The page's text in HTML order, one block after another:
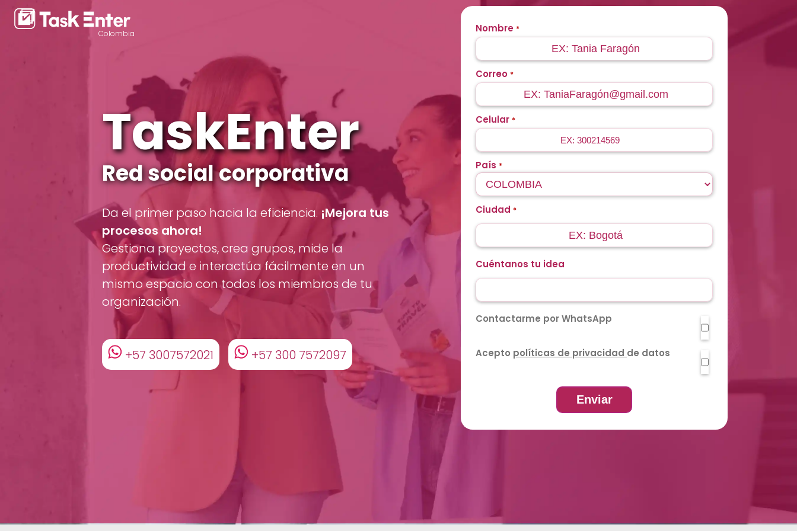
Colombia
TaskEnter
Red social corporativa
Da el primer paso hacia la eficiencia. ¡Mejora tus
procesos ahora!
Gestiona proyectos, crea grupos, mide la
productividad e interactúa fácilmente en un
mismo espacio con todos los miembros de tu
organización.
+57 3007572021 +57 300 7572097
Nombre *
Correo *
Celular *
País *
Ciudad *
Cuéntanos tu idea
Contactarme por WhatsApp
Acepto políticas de privacidad de datos